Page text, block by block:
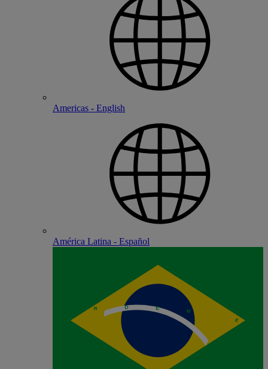
Americas - English
América Latina - Español